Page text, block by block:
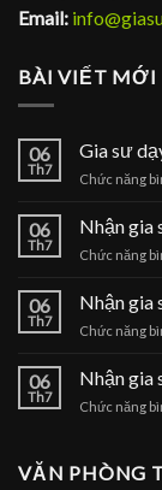
Email:
BÀI VIẾT MỚI
06
Th7
Gia sư
Chức năng
06
Th7
Nhận gia
Chức năng
06
Th7
Nhận gia
Chức năng
06
Th7
Nhận gia
Chức năng
VĂN PHÒNG